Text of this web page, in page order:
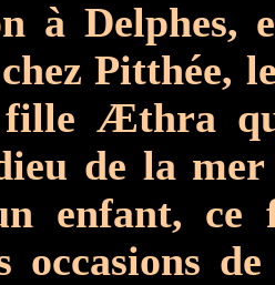
à Delphes,
Pitthée,
fille Æthra
de la
enfant, ce
occasions